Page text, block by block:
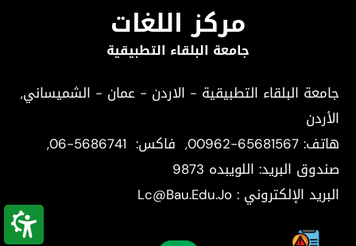
مركز اللغات
جامعة البلقاء التطبيقية
جامعة البلقاء التطبيقية - الاردن - عمان - الشميساني,
الأردن
هاتف:00962-65681567, فاكس: 06-5686741
,
صندوق البريد: اللويبده 9873
البريد الإلكتروني : Lc@Bau.Edu.Jo